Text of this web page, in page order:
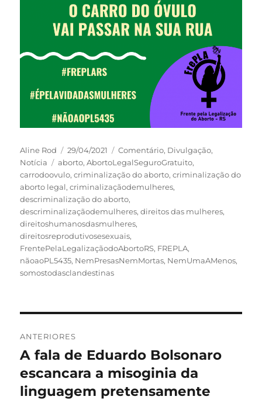
Autor
Aline Rod
Publicado
em
29/04/2021 Categorias
Comentário, Divulgação,
Notícia
Tags
aborto,AbortoLegalSeguroGratuito,
carrodoovulo,criminalização do aborto,criminalização do
aborto legal,criminalizaçãodemulheres,
descriminalização do aborto,
descriminalizaçãodemulheres,direitos das mulheres,
direitoshumanosdasmulheres,
direitosreprodutivosesexuais,
FrentePelaLegalizaçãodoAbortoRS, FREPLA,
nãoaoPL5435, NemPresasNemMortas, NemUmaAMenos,
somostodasclandestinas
de
Post
ANTERIORES
Post
anterior:
A fala de Eduardo Bolsonaro
escancara a misoginia da
linguagem pretensamente